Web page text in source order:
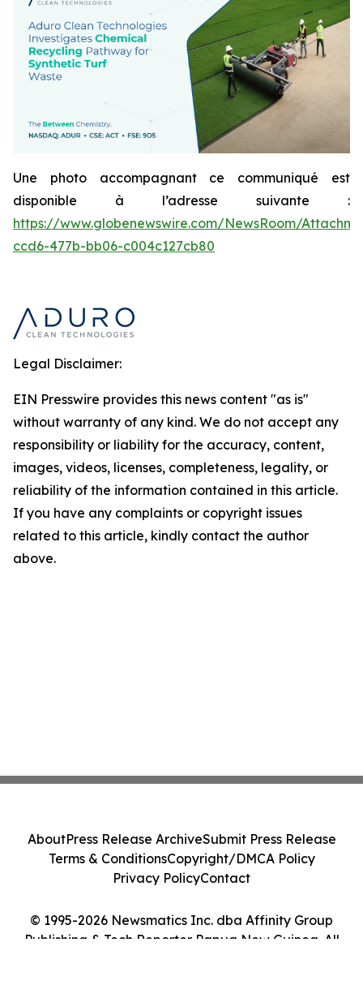
Une photo accompagnant ce communiqué est
disponible à l’adresse suivante :
https://www.globenewswire.com/NewsRoom/
ccd6-477b-bb06-c004c127cb80
Legal Disclaimer:
EIN Presswire provides this news content "as is"
without warranty of any kind. We do not accept any
responsibility or liability for the accuracy, content,
images, videos, licenses, completeness, legality, or
reliability of the information contained in this article.
If you have any complaints or copyright issues
related to this article, kindly contact the author
above.
© 1995-2026 Newsmatics Inc. dba Affinity Group
Publishing & Tech Reporter Papua New Guinea. All
AboutPress Release ArchiveSubmit Press Release
Terms & ConditionsCopyright/DMCA Policy
Privacy PolicyContact